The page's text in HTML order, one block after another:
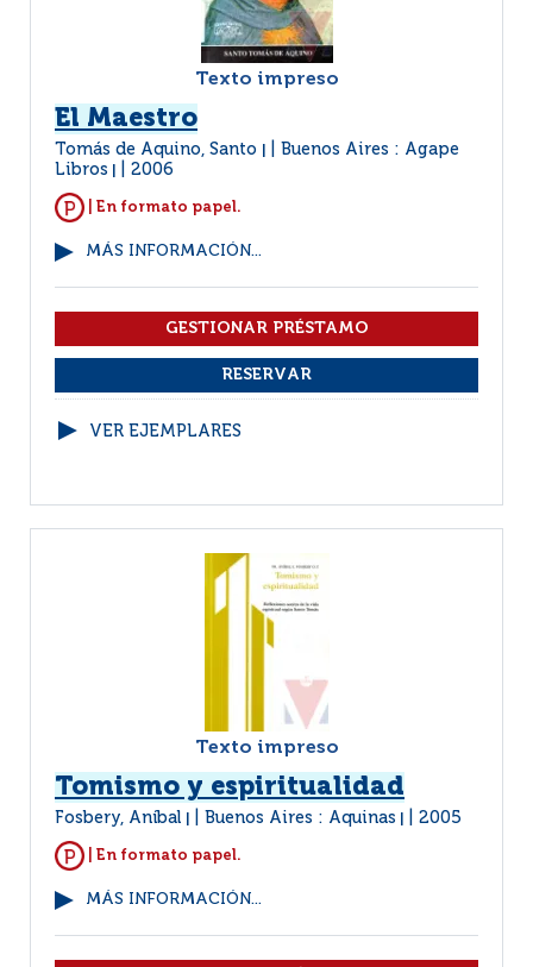
Texto impreso
El Maestro
Tomás de Aquino, Santo
Buenos Aires : Agape
Libros
2006
| En formato papel.
MÁS INFORMACIÓN...
VER EJEMPLARES
Texto impreso
Tomismo y espiritualidad
Fosbery, Aníbal Buenos Aires : Aquinas 2005
| En formato papel.
MÁS INFORMACIÓN...